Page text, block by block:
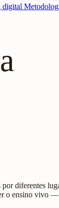
digital
diferentes
o ensino vivo